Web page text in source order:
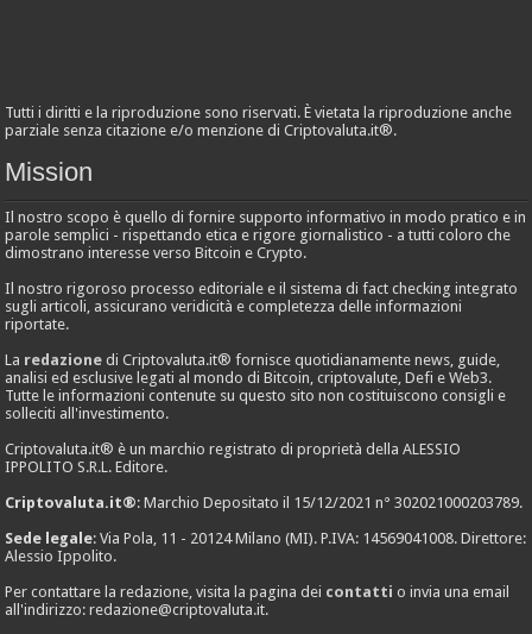
Tutti i diritti e la riproduzione sono riservati. È vietata la riproduzione anche
parziale senza citazione e/o menzione di Criptovaluta.it®.
Mission
Il nostro scopo è quello di fornire supporto informativo in modo pratico e in
parole semplici - rispettando etica e rigore giornalistico - a tutti coloro che
dimostrano interesse verso Bitcoin e Crypto.
Il nostro rigoroso processo editoriale e il sistema di fact checking integrato
sugli articoli, assicurano veridicità e completezza delle informazioni
riportate.
La redazione di Criptovaluta.it® fornisce quotidianamente news, guide,
analisi ed esclusive legati al mondo di Bitcoin, criptovalute, Defi e Web3.
Tutte le informazioni contenute su questo sito non costituiscono consigli e
solleciti all'investimento.
Criptovaluta.it® è un marchio registrato di proprietà della ALESSIO
IPPOLITO S.R.L. Editore.
Criptovaluta.it®: Marchio Depositato il 15/12/2021 n° 302021000203789.
Sede legale: Via Pola, 11 - 20124 Milano (MI). P.IVA: 14569041008. Direttore:
Alessio Ippolito.
Per contattare la redazione, visita la pagina dei contatti o invia una email
all'indirizzo:redazione@criptovaluta.it.